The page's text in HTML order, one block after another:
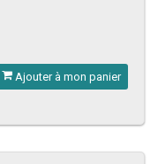
Ajouter à mon panier